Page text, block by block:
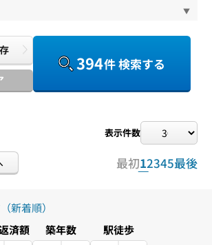
394件 検索する
表示件数
最初12345最後
新着順）
済額
築年数
駅徒歩